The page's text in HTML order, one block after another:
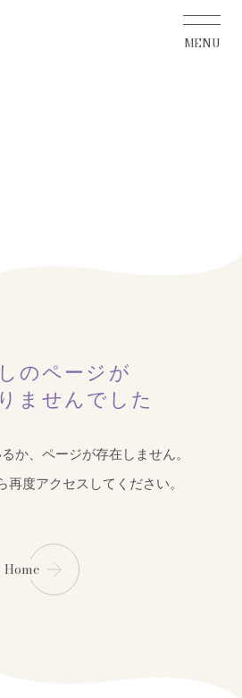
のページが
ませんでした
か、ページが存在しません。
再度アクセスしてください。
Home